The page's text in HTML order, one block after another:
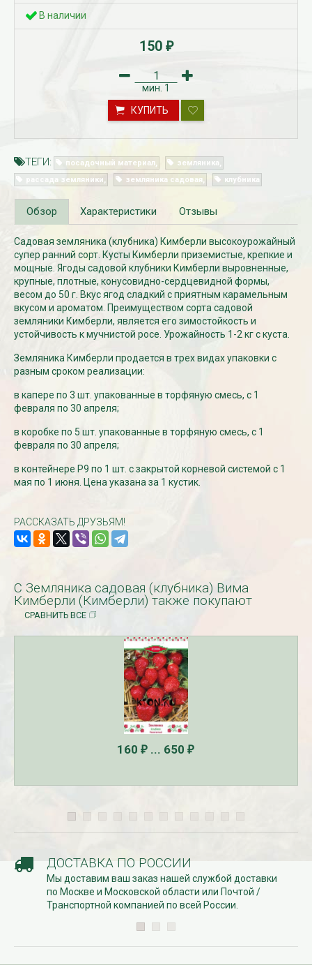
(Myosotis) в
контейнере p9
340 ₽
в контейнере p9
340
СКИДКИ 15 % НА ДУГИ, ЗАБОРЫ,
Дата:11.03.2024
Скидки 15% !!! При заказе
товаров на сумму от 1000 руб. с
16 марта по 31 марта 2024...
БЕСПЛАТНАЯ
В первый день весны
марта по 10...
В наличии
150 ₽
мин. 1
КУПИТЬ
ТЕГИ: посадочный материал
земляника
рассада земляники
земляника садовая клубника
Обзор Характеристики Отзывы
Садовая земляника (клубника) Кимберли высокоурожайный
супер ранний сорт. Кусты Кимберли приземистые, крепкие и
мощные. Ягоды садовой клубники Кимберли выровненные,
крупные, плотные, конусовидно-сердцевидной формы,
весом до 50 г. Вкус ягод сладкий с приятным карамельным
вкусом и ароматом. Преимуществом сорта садовой
земляники Кимберли, является его зимостойкость и
устойчивость к мучнистой росе. Урожайность 1-2 кг с куста.
Земляника Кимберли продается в трех видах упаковки с
разным сроком реализации:
в капере по 3 шт. упакованные в торфяную смесь, с 1
февраля по 30 апреля;
в коробке по 5 шт. упакованные в торфяную смесь, с 1
февраля по 30 апреля;
в контейнере Р9 по 1 шт. с закрытой корневой системой с 1
мая по 1 июня. Цена указана за 1 кустик.
РАССКАЗАТЬ ДРУЗЬЯМ!
С Земляника садовая (клубника) Вима
Кимберли (Кимберли) также покупают
СРАВНИТЬ ВСЕ
160 ₽... 650 ₽
ДОСТАВКА ПО РОССИИ
Мы доставим ваш заказ нашей службой доставки
по Москве и Московской области или Почтой /
Транспортной компанией по всей России.